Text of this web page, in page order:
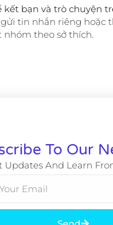
kết bạn và trò chuyện
tin nhắn riêng hoặc
nhóm theo sở thích.
To Our
Updates And Learn